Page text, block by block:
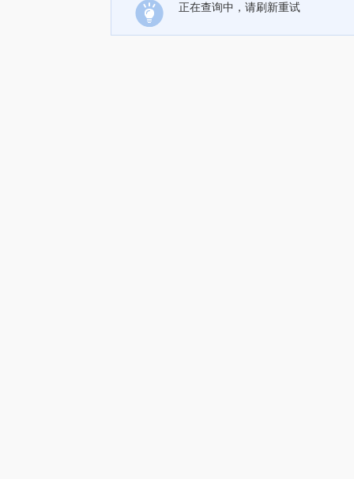
正在查询中，请刷新重试